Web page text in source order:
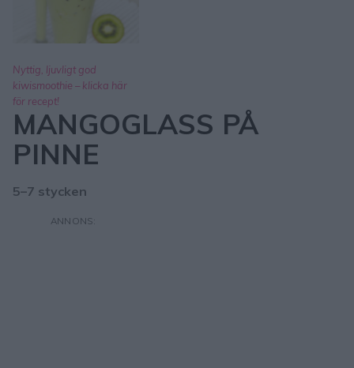
Nyttig, ljuvligt god
kiwismoothie – klicka här
för recept!
MANGOGLASS PÅ
PINNE
5–7 stycken